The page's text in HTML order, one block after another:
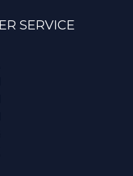
SERVICE